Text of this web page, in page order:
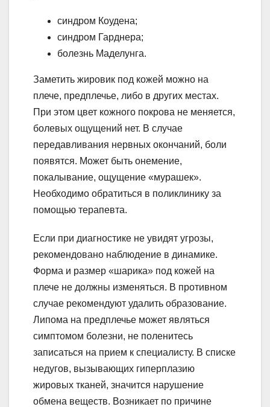
синдром Коудена;
синдром Гарднера;
болезнь Маделунга.
Заметить жировик под кожей можно на
плече, предплечье, либо в других местах.
При этом цвет кожного покрова не меняется,
болевых ощущений нет. В случае
передавливания нервных окончаний, боли
появятся. Может быть онемение,
покалывание, ощущение «мурашек».
Необходимо обратиться в поликлинику за
помощью терапевта.
Если при диагностике не увидят угрозы,
рекомендовано наблюдение в динамике.
Форма и размер «шарика» под кожей на
плече не должны изменяться. В противном
случае рекомендуют удалить образование.
Липома на предплечье может являться
симптомом болезни, не поленитесь
записаться на прием к специалисту. В списке
недугов, вызывающих гиперплазию
жировых тканей, значится нарушение
обмена веществ. Возникает по причине